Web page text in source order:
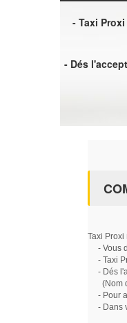
- Taxi
- Dés
Taxi Proxi
- Vous
- Taxi
- Dés
(Nom
- Pour
- Dans